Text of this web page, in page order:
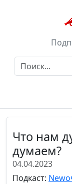
Что нам
думаем?
04.04.2023
Подкаст: